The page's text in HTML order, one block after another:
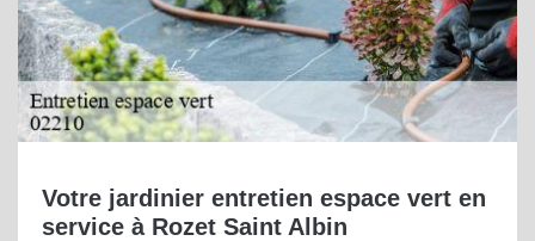
Votre jardinier entretien espace vert en
service à Rozet Saint Albin